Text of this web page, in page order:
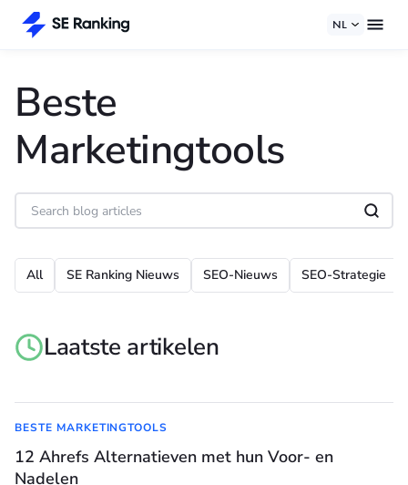
NL
Beste
Marketingtools
All SE Ranking Nieuws SEO-Nieuws SEO-Strategie
Laatste artikelen
BESTE MARKETINGTOOLS
12 Ahrefs Alternatieven met hun Voor- en
Nadelen